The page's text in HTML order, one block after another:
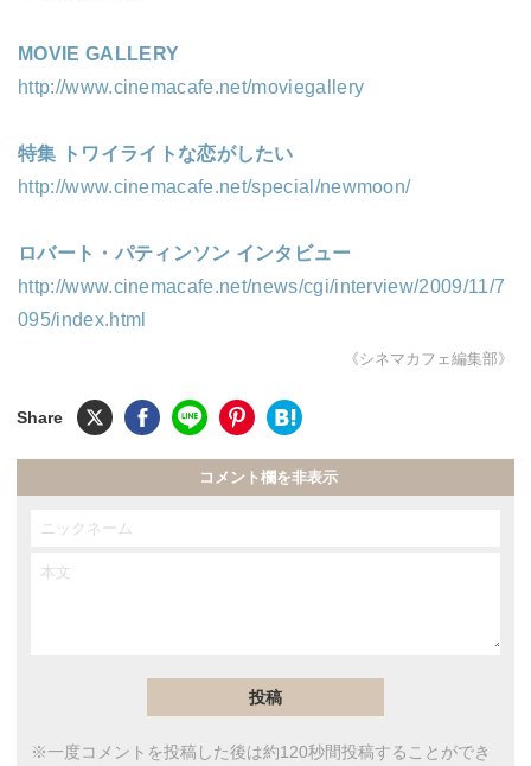
MOVIE GALLERY
http://www.cinemacafe.net/moviegallery
特集 トワイライトな恋がしたい
http://www.cinemacafe.net/special/newmoon/
ロバート・パティンソン インタビュー
http://www.cinemacafe.net/news/cgi/interview/2009/11/7
095/index.html
《シネマカフェ編集部》
コメント欄を非表示
※一度コメントを投稿した後は約120秒間投稿することができ